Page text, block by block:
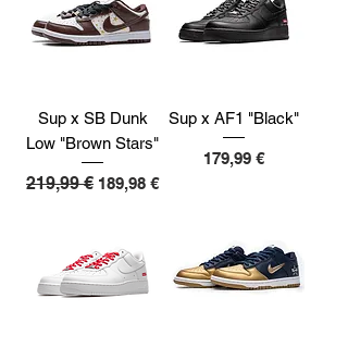
Sup x SB Dunk
Low "Brown Stars"
Redovna cijena
219,99 € Cijena s popustom
189,98 €
Sup x AF1 "Black"
Cijena
179,99 €